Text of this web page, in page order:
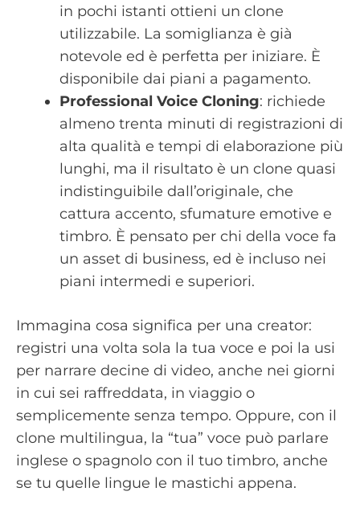
in pochi istanti ottieni un clone
utilizzabile. La somiglianza è già
notevole ed è perfetta per iniziare. È
disponibile dai piani a pagamento.
Professional Voice Cloning: richiede
almeno trenta minuti di registrazioni di
alta qualità e tempi di elaborazione più
lunghi, ma il risultato è un clone quasi
indistinguibile dall’originale, che
cattura accento, sfumature emotive e
timbro. È pensato per chi della voce fa
un asset di business, ed è incluso nei
piani intermedi e superiori.
Immagina cosa significa per una creator:
registri una volta sola la tua voce e poi la usi
per narrare decine di video, anche nei giorni
in cui sei raffreddata, in viaggio o
semplicemente senza tempo. Oppure, con il
clone multilingua, la “tua” voce può parlare
inglese o spagnolo con il tuo timbro, anche
se tu quelle lingue le mastichi appena.